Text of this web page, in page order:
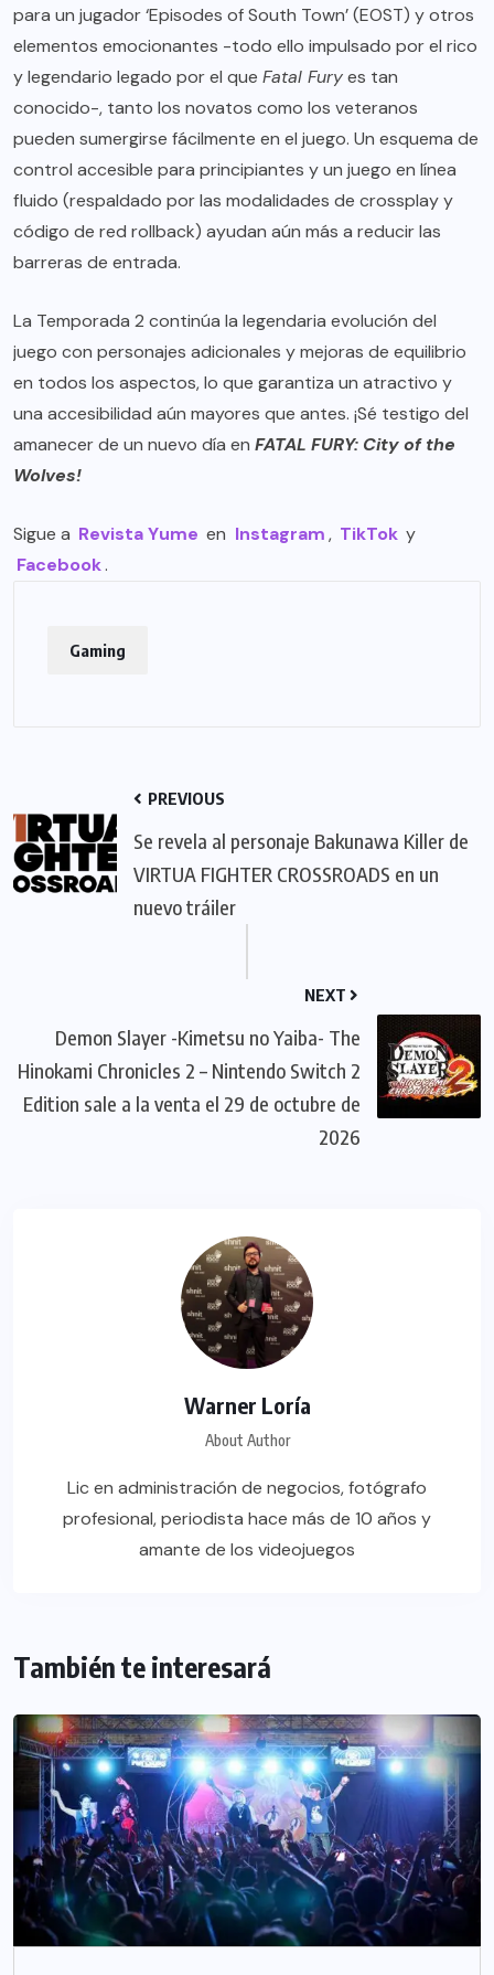
para un jugador ‘Episodes of South Town’ (EOST) y otros
elementos emocionantes -todo ello impulsado por el rico
y legendario legado por el que Fatal Furyes tan
conocido-, tanto los novatos como los veteranos
pueden sumergirse fácilmente en el juego. Un esquema de
control accesible para principiantes y un juego en línea
fluido (respaldado por las modalidades de crossplay y
código de red rollback) ayudan aún más a reducir las
barreras de entrada.
La Temporada 2 continúa la legendaria evolución del
juego con personajes adicionales y mejoras de equilibrio
en todos los aspectos, lo que garantiza un atractivo y
una accesibilidad aún mayores que antes. ¡Sé testigo del
amanecer de un nuevo día en FATAL FURY: City of the
Wolves!
Sigue a Revista Yume en Instagram, TikTok y
Facebook.
Gaming
PREVIOUS
Se revela al personaje Bakunawa Killer de
VIRTUA FIGHTER CROSSROADS en un
nuevo tráiler
NEXT
Demon Slayer -Kimetsu no Yaiba- The
Hinokami Chronicles 2 – Nintendo Switch 2
Edition sale a la venta el 29 de octubre de
2026
Warner Loría
About Author
Lic en administración de negocios, fotógrafo
profesional, periodista hace más de 10 años y
amante de los videojuegos
También te interesará